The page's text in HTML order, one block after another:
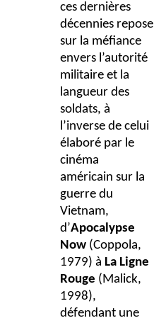
ces dernières
décennies repose
sur la méfiance
envers l’autorité
militaire et la
langueur des
soldats, à
l’inverse de celui
élaboré par le
cinéma
américain sur la
guerre du
Vietnam,
d’Apocalypse
Now (Coppola,
1979) à La Ligne
Rouge (Malick,
1998),
défendant une